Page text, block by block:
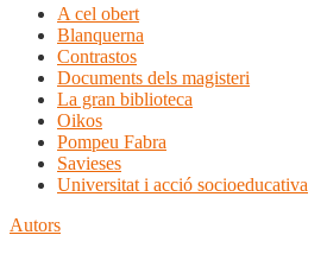
A cel obert
Blanquerna
Contrastos
Documents dels magisteri
La gran biblioteca
Oikos
Pompeu Fabra
Savieses
Universitat i acció socioeducativa
Autors